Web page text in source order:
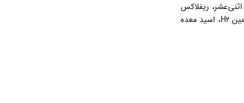
ریفلاکس
معده به مری (GERD)، سوزش سر دل و سوءهاضمه مورد استفاده قرار می‌گیرد. قرص فاموتیدین با مسدود کردن گیرنده‌های هیستامین H2، اسید معده